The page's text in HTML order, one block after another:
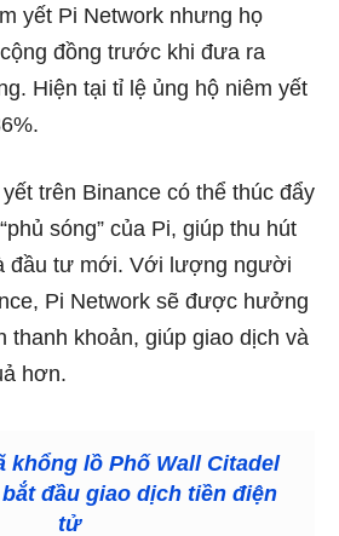
yết Pi Network nhưng họ
đồng trước khi đưa ra
Hiện tại tỉ lệ ủng hộ niêm yết
trên Binance có thể thúc đẩy
sóng” của Pi, giúp thu hút
đầu tư mới. Với lượng người
Pi Network sẽ được hưởng
thanh khoản, giúp giao dịch và
hơn.
khổng lồ Phố Wall Citadel
đầu giao dịch tiền điện
tử